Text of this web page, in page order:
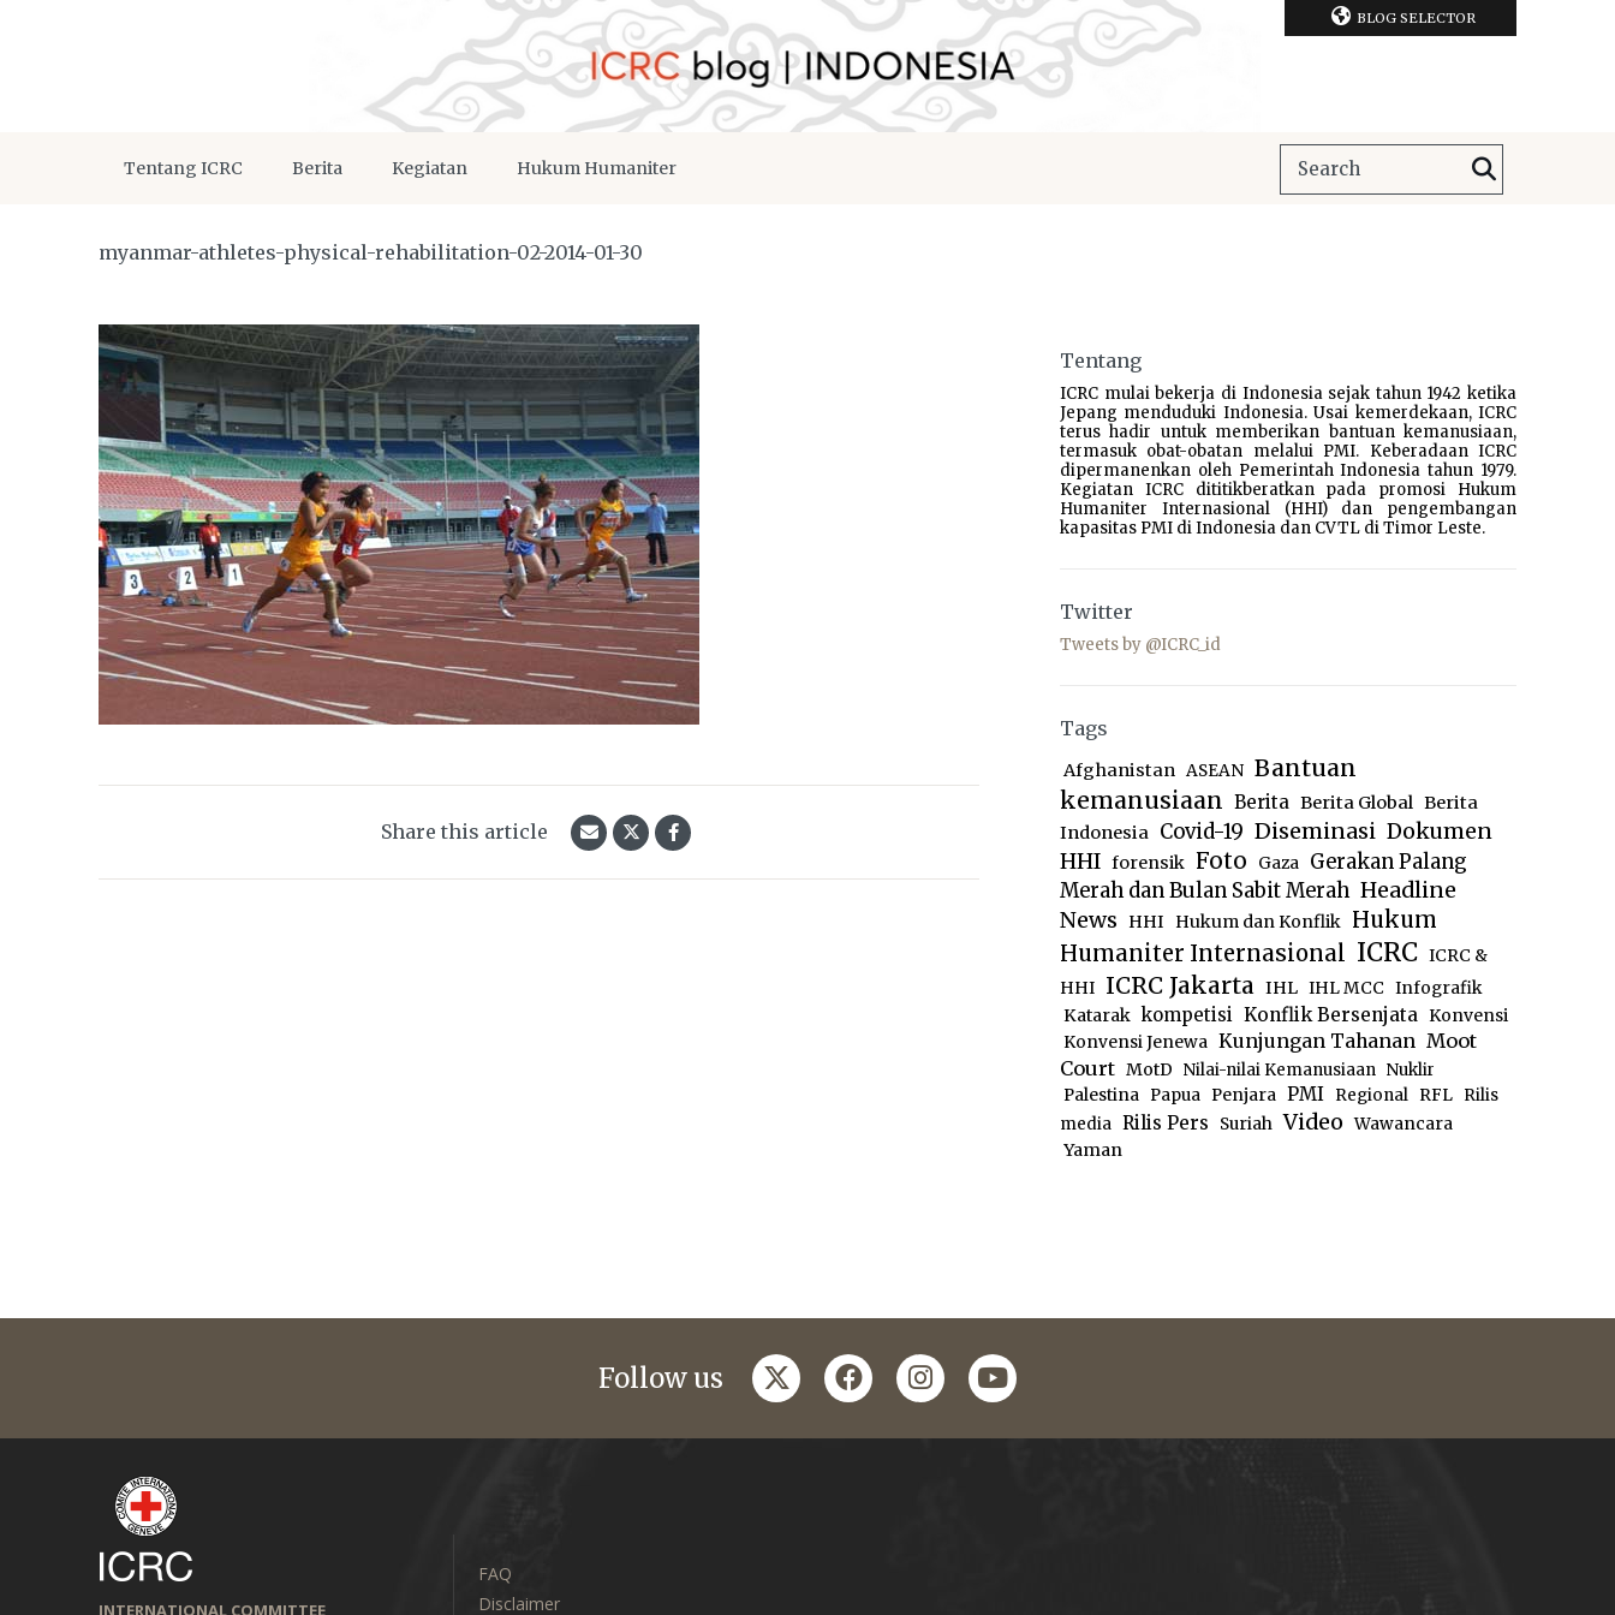
BLOG SELECTOR
Tentang ICRC Berita Kegiatan Hukum Humaniter
myanmar-athletes-physical-rehabilitation-02-2014-01-30
Share this article
Tentang
ICRC mulai bekerja di Indonesia sejak tahun 1942 ketika
Jepang menduduki Indonesia. Usai kemerdekaan, ICRC
terus hadir untuk memberikan bantuan kemanusiaan,
termasuk obat-obatan melalui PMI. Keberadaan ICRC
dipermanenkan oleh Pemerintah Indonesia tahun 1979.
Kegiatan ICRC dititikberatkan pada promosi Hukum
Humaniter Internasional (HHI) dan pengembangan
kapasitas PMI di Indonesia dan CVTL di Timor Leste.
Twitter
Tweets by @ICRC_id
Tags
Afghanistan ASEAN Bantuan
kemanusiaan Berita Berita Global Berita
Indonesia Covid-19 Diseminasi Dokumen
HHI forensik Foto Gaza Gerakan Palang
Merah dan Bulan Sabit Merah Headline
News
HHI Hukum dan Konflik Hukum
Humaniter Internasional ICRC ICRC &
HHI ICRC Jakarta IHL IHL MCC Infografik
Katarak kompetisi Konflik Bersenjata Konvensi
Konvensi Jenewa Kunjungan Tahanan Moot
Court MotD Nilai-nilai Kemanusiaan Nuklir
Palestina
Papua Penjara PMI Regional RFL
Rilis
media Rilis Pers Suriah Video Wawancara
Yaman
Follow us twitterfacebookinstagram
youtube
INTERNATIONAL COMMITTEE
FAQ
Disclaimer